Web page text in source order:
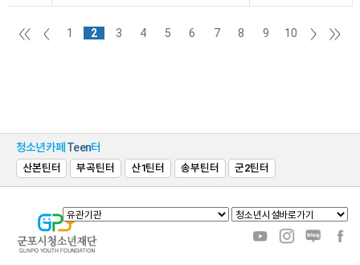
1 2 3 4 5 6 7 8 9 10
청소년카페 Teen터
산본틴터 부곡틴터 산1틴터 송부틴터 군2틴터